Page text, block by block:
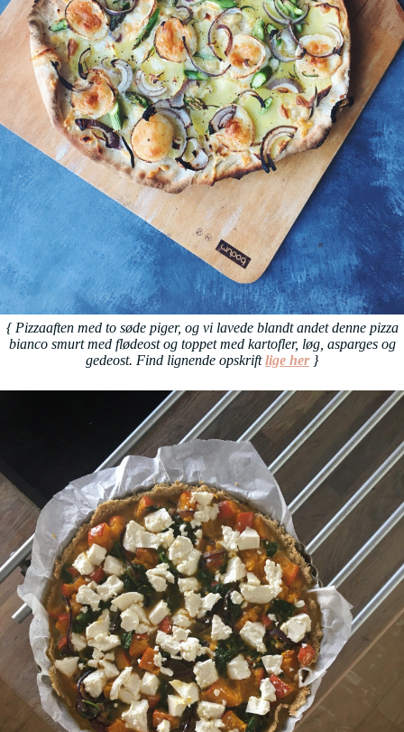
{ Pizzaaften med to søde piger, og vi lavede blandt andet denne pizza
bianco smurt med flødeost og toppet med kartofler, løg, asparges og
gedeost. Find lignende opskriftlige her }